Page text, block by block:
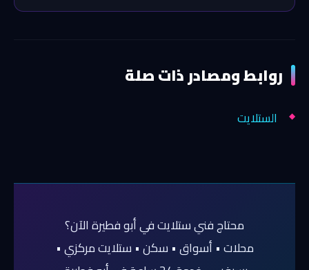
روابط ومصادر ذات صلة
الستلايت
محتاج فني ستلايت في أبو فطيرة الآن؟
محلات • أسواق • سكن • ستلايت مركزي •